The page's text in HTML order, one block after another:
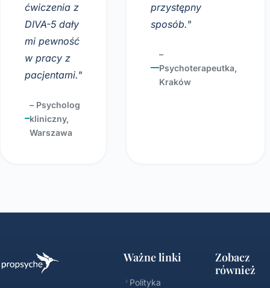
ćwiczenia z
DIVA-5 dały
mi pewność
w pracy z
pacjentami."
– Psycholog
kliniczny,
Warszawa
przystępny
sposób."
–
Psychoterapeutka,
Kraków
Ważne linki
Polityka
Zobacz
również